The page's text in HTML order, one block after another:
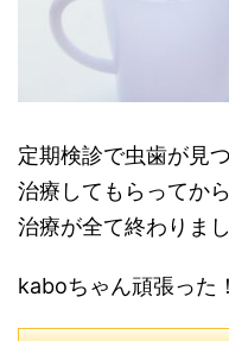
定期検診で虫歯が見
治療してもらってか
治療が全て終わりまし
kaboちゃん頑張った